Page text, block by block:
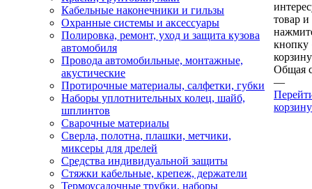
Кабельные наконечники и гильзы
Охранные системы и аксессуары
Полировка, ремонт, уход и защита кузова
автомобиля
Провода автомобильные, монтажные,
акустические
Протирочные материалы, салфетки, губки
Наборы уплотнительных колец, шайб,
шплинтов
Сварочные материалы
Сверла, полотна, плашки, метчики,
миксеры для дрелей
Средства индивидуальной защиты
Стяжки кабельные, крепеж, держатели
Термоусадочные трубки, наборы
товар и
кнопку
Общая
—
корзину